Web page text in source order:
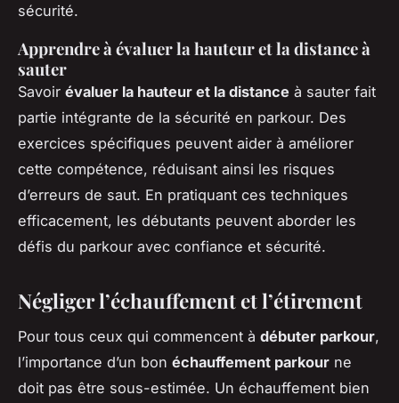
sécurité.
Apprendre à évaluer la hauteur et la distance à
sauter
Savoir évaluer la hauteur et la distance à sauter fait
partie intégrante de la sécurité en parkour. Des
exercices spécifiques peuvent aider à améliorer
cette compétence, réduisant ainsi les risques
d’erreurs de saut. En pratiquant ces techniques
efficacement, les débutants peuvent aborder les
défis du parkour avec confiance et sécurité.
Négliger l’échauffement et l’étirement
Pour tous ceux qui commencent à débuter parkour,
l’importance d’un bon échauffement parkour ne
doit pas être sous-estimée. Un échauffement bien